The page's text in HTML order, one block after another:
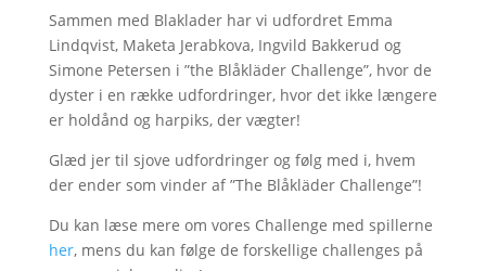
Sammen med Blaklader har vi udfordret Emma
Lindqvist, Maketa Jerabkova, Ingvild Bakkerud og
Simone Petersen i ”the Blåkläder Challenge”, hvor de
dyster i en række udfordringer, hvor det ikke længere
er holdånd og harpiks, der vægter!
Glæd jer til sjove udfordringer og følg med i, hvem
der ender som vinder af ”The Blåkläder Challenge”!
Du kan læse mere om vores Challenge med spillerne
her, mens du kan følge de forskellige challenges på